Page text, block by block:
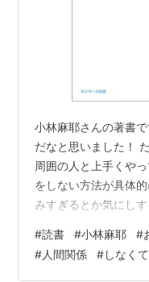
小林麻耶さんの著書
だなと思いました！
周囲の人と上手くや
をしない方法が具体
みすぎるとか気にし
ーク出版Amazon
#読書 #小林麻耶 #
#人間関係 #しなく